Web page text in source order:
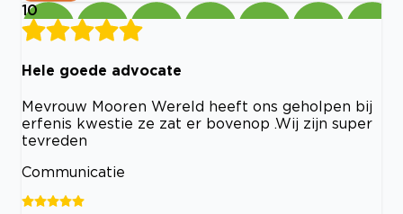
10
Hele goede advocate
Mevrouw Mooren Wereld heeft ons geholpen bij
erfenis kwestie ze zat er bovenop .Wij zijn super
tevreden
Communicatie